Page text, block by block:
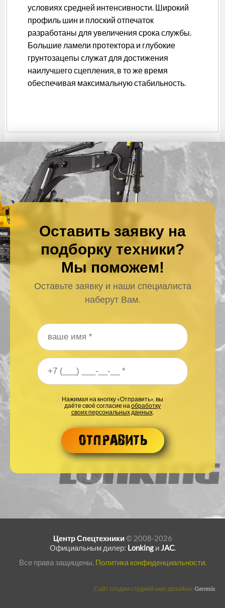
условиях средней интенсивности. Широкий
профиль шин и плоский отпечаток
разработаны для увеличения срока службы.
Большие ламели протектора и глубокие
грунтозацепы служат для достижения
наилучшего сцепления, в то же время
обеспечивая максимальную стабильность.
Оставить заявку на
подборку техники?
Мы поможем!
Оставьте заявку и наши специалиста
наберут Вам.
Ваше имя*
Ваш номер телефона*
Нажимая на кнопку «Отправить», вы
даёте своё согласие наобработку
своих персональных данных.
Центр Спецтехники© 2008-2026
Официальным дилер: LonkingиJAC.
Все права защищены. Политика конфиденциальности.
Сайт создан студией web-дизайна: Genesis